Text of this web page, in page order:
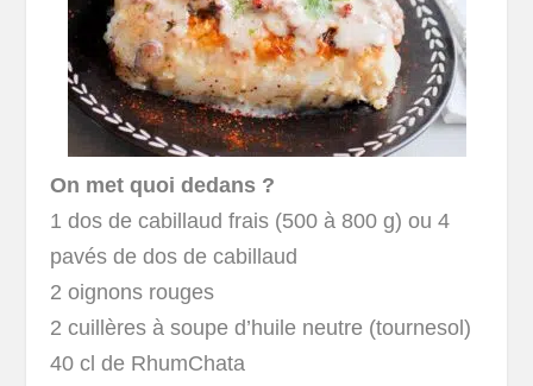
On met quoi dedans ?
1 dos de cabillaud frais (500 à 800 g) ou 4
pavés de dos de cabillaud
2 oignons rouges
2 cuillères à soupe d’huile neutre (tournesol)
40 cl de RhumChata